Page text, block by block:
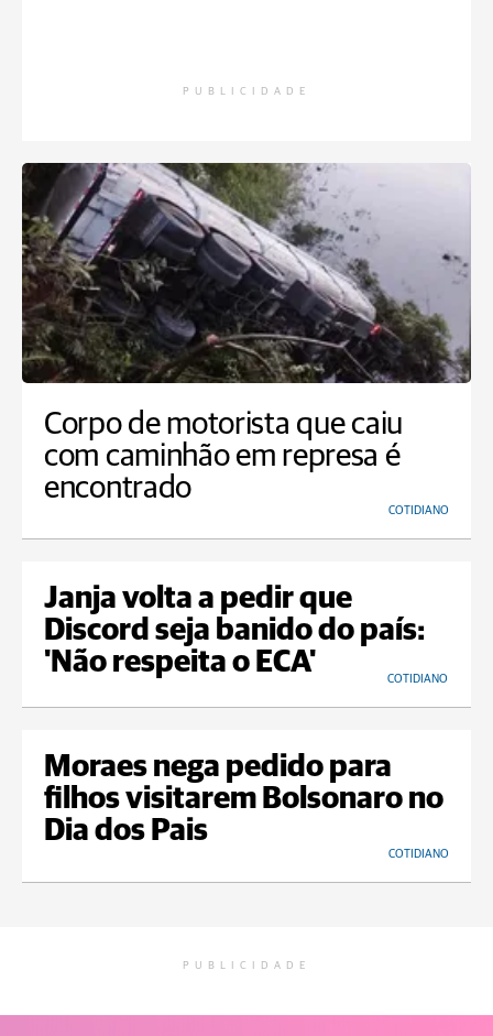
PUBLICIDADE
Corpo de motorista que caiu
com caminhão em represa é
encontrado
COTIDIANO
Janja volta a pedir que
Discord seja banido do país:
'Não respeita o ECA'
COTIDIANO
Moraes nega pedido para
filhos visitarem Bolsonaro no
Dia dos Pais
COTIDIANO
PUBLICIDADE